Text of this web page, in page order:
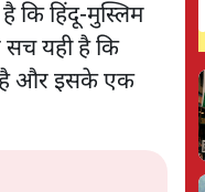
कि हिंदू-मुस्लिम
सच यही है कि
है और इसके एक